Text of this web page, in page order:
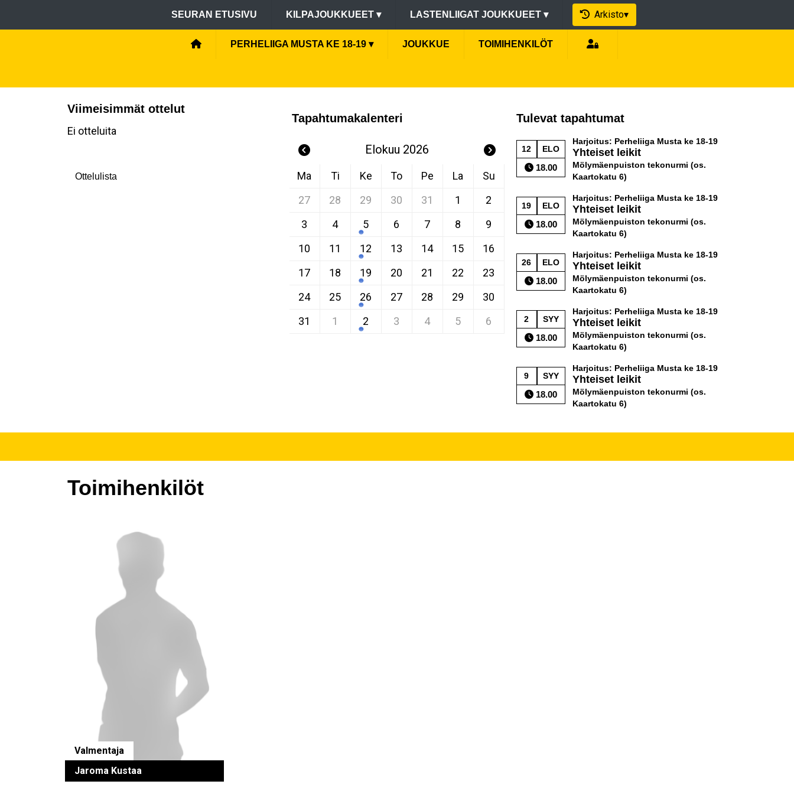
SEURAN ETUSIVU KILPAJOUKKUEET ▾ LASTENLIIGAT JOUKKUEET ▾ Arkisto▾
PERHELIIGA MUSTA KE 18-19 ▾ JOUKKUE TOIMIHENKILÖT
Viimeisimmät ottelut
Ei otteluita
Ottelulista
Tapahtumakalenteri
Elokuu 2026
Ma Ti Ke To Pe La
Su
27
28 29 30 31 1
2
3
4 5 6 7 8
9
10
11 12 13 14 15
16
17
18 19 20 21 22
23
24
25 26 27 28 29
30
31
1 2 3 4 5 6
Tulevat tapahtumat
12 ELO
18.00
Harjoitus: Perheliiga Musta ke 18-19
Yhteiset leikit
Mölymäenpuiston tekonurmi (os.
Kaartokatu 6)
19 ELO
18.00
Harjoitus: Perheliiga Musta ke 18-19
Yhteiset leikit
Mölymäenpuiston tekonurmi (os.
Kaartokatu 6)
26 ELO
18.00
Harjoitus: Perheliiga Musta ke 18-19
Yhteiset leikit
Mölymäenpuiston tekonurmi (os.
Kaartokatu 6)
2 SYY
18.00
Harjoitus: Perheliiga Musta ke 18-19
Yhteiset leikit
Mölymäenpuiston tekonurmi (os.
Kaartokatu 6)
9 SYY
18.00
Harjoitus: Perheliiga Musta ke 18-19
Yhteiset leikit
Mölymäenpuiston tekonurmi (os.
Kaartokatu 6)
Toimihenkilöt
Valmentaja
Jaroma Kustaa